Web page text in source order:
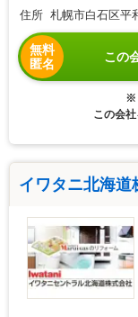
住所 札幌市白石区平
無料
匿名
この
※
この会
イワタニ北海道